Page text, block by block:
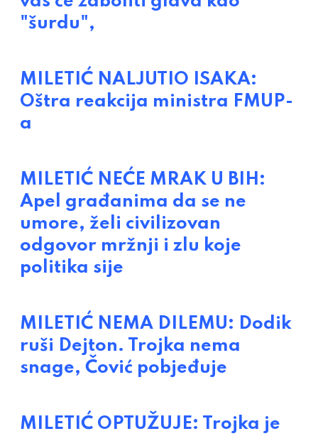
"šurdu",
MILETIĆ NALJUTIO ISAKA:
Oštra reakcija ministra FMUP-
a
MILETIĆ NEĆE MRAK U BIH:
Apel građanima da se ne
umore, želi civilizovan
odgovor mržnji i zlu koje
politika sije
MILETIĆ NEMA DILEMU: Dodik
ruši Dejton. Trojka nema
snage, Čović pobjeđuje
MILETIĆ OPTUŽUJE: Trojka je